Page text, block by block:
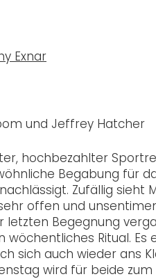
Exnar
und Jeffrey Hatcher
hochbezahlter
Begabung für
Zufällig sieht
offen und
letzten Begegnung
Ritual. Es
sich auch wieder ans
wird für beide zum